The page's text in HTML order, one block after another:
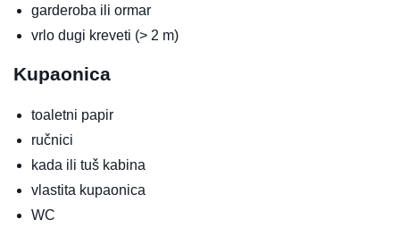
garderoba ili ormar
vrlo dugi kreveti (> 2 m)
Kupaonica
toaletni papir
ručnici
kada ili tuš kabina
vlastita kupaonica
WC